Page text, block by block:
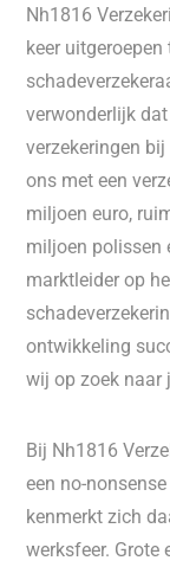
Nh1816
keer
verwonderlijk
verzekeringen
ons met een
miljoen euro,
miljoen polissen
marktleider op
ontwikkeling
wij op zoek naar
Bij Nh1816
een no-
kenmerkt zich
werksfeer. Grote